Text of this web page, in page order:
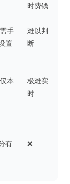
时费钱
手
置
难以判
断
本
极难实
时
有 ❌